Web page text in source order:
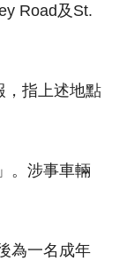
Road及St.
，指上述地點
。涉事車輛
為一名成年